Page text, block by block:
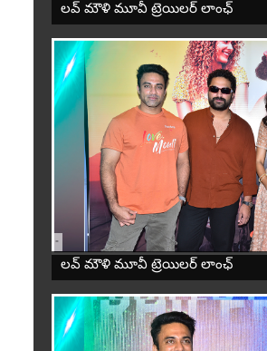
లవ్ మౌళి మూవీ ట్రెయిలర్ లాంఛ్
-
లవ్ మౌళి మూవీ ట్రెయిలర్ లాంఛ్